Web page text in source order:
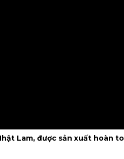
Lam, được sản xuất hoàn